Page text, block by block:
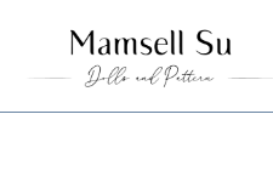
springen